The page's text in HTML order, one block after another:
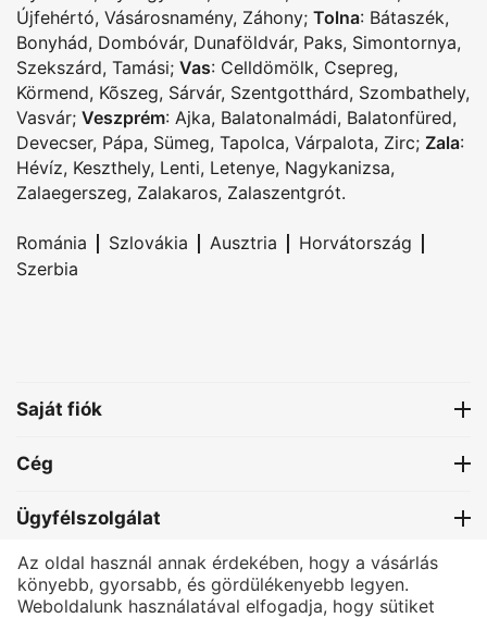
Újfehértó, Vásárosnamény, Záhony; Tolna: Bátaszék,
Bonyhád, Dombóvár, Dunaföldvár, Paks, Simontornya,
Szekszárd, Tamási; Vas: Celldömölk, Csepreg,
Körmend, Kõszeg, Sárvár, Szentgotthárd, Szombathely,
Vasvár; Veszprém: Ajka, Balatonalmádi, Balatonfüred,
Devecser, Pápa, Sümeg, Tapolca, Várpalota, Zirc; Zala:
Hévíz, Keszthely, Lenti, Letenye, Nagykanizsa,
Zalaegerszeg, Zalakaros, Zalaszentgrót.
Románia | Szlovákia | Ausztria | Horvátország |
Szerbia
Saját fiók
Cég
Ügyfélszolgálat
Kapcsolat
Az oldal használ annak érdekében, hogy a vásárlás
könyebb, gyorsabb, és gördülékenyebb legyen.
Weboldalunk használatával elfogadja, hogy sütiket